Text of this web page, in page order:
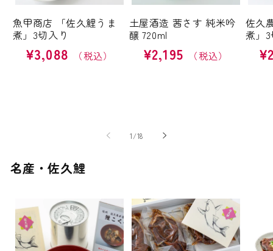
魚甲商店 「佐久鯉うま
煮」3切入り
通
¥3,088
土屋酒造 茜さす 純米吟
醸 720ml
通
¥2,195
佐久
煮」
通
1/の
18
名産・佐久鯉